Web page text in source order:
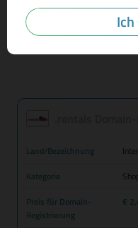
Mehr Infos
Land/Bezeichnung
Kategorie
Preis für Domain-
Registrierung
€